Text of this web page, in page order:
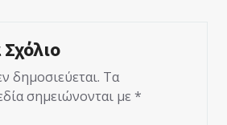
δημοσιεύεται. Τα
σημειώνονται με *